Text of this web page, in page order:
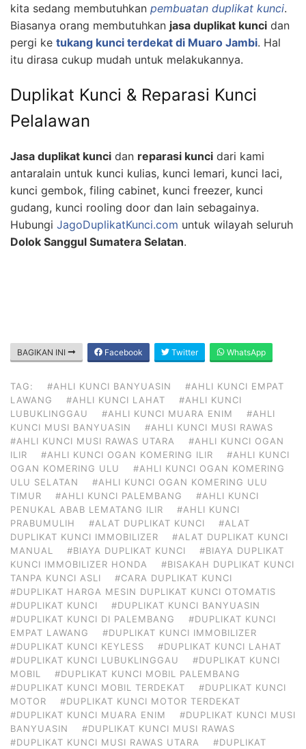
kita sedang membutuhkan pembuatan duplikat kunci.
Biasanya orang membutuhkan jasa duplikat kunci dan
pergi ke tukang kunci terdekat di Muaro Jambi. Hal
itu dirasa cukup mudah untuk melakukannya.
Duplikat Kunci & Reparasi Kunci
Pelalawan
Jasa duplikat kunci dan reparasi kunci dari kami
antaralain untuk kunci kulias, kunci lemari, kunci laci,
kunci gembok, filing cabinet, kunci freezer, kunci
gudang, kunci rooling door dan lain sebagainya.
Hubungi JagoDuplikatKunci.com untuk wilayah seluruh
Dolok Sanggul Sumatera Selatan.
BAGIKAN INI Facebook Twitter WhatsApp
TAG: #AHLI KUNCI BANYUASIN
#AHLI KUNCI EMPAT
LAWANG
#AHLI KUNCI LAHAT
#AHLI KUNCI
LUBUKLINGGAU
#AHLI KUNCI MUARA ENIM
#AHLI
KUNCI MUSI BANYUASIN
#AHLI KUNCI MUSI RAWAS
#AHLI KUNCI MUSI RAWAS UTARA
#AHLI KUNCI OGAN
ILIR
#AHLI KUNCI OGAN KOMERING ILIR
#AHLI KUNCI
OGAN KOMERING ULU
#AHLI KUNCI OGAN KOMERING
ULU SELATAN
#AHLI KUNCI OGAN KOMERING ULU
TIMUR
#AHLI KUNCI PALEMBANG
#AHLI KUNCI
PENUKAL ABAB LEMATANG ILIR
#AHLI KUNCI
PRABUMULIH
#ALAT DUPLIKAT KUNCI
#ALAT
DUPLIKAT KUNCI IMMOBILIZER
#ALAT DUPLIKAT KUNCI
MANUAL
#BIAYA DUPLIKAT KUNCI
#BIAYA DUPLIKAT
KUNCI IMMOBILIZER HONDA
#BISAKAH DUPLIKAT KUNCI
TANPA KUNCI ASLI
#CARA DUPLIKAT KUNCI
#DUPLIKAT HARGA MESIN DUPLIKAT KUNCI OTOMATIS
#DUPLIKAT KUNCI
#DUPLIKAT KUNCI BANYUASIN
#DUPLIKAT KUNCI DI PALEMBANG
#DUPLIKAT KUNCI
EMPAT LAWANG
#DUPLIKAT KUNCI IMMOBILIZER
#DUPLIKAT KUNCI KEYLESS
#DUPLIKAT KUNCI LAHAT
#DUPLIKAT KUNCI LUBUKLINGGAU
#DUPLIKAT KUNCI
MOBIL
#DUPLIKAT KUNCI MOBIL PALEMBANG
#DUPLIKAT KUNCI MOBIL TERDEKAT
#DUPLIKAT KUNCI
MOTOR
#DUPLIKAT KUNCI MOTOR TERDEKAT
#DUPLIKAT KUNCI MUARA ENIM
#DUPLIKAT KUNCI MUSI
BANYUASIN
#DUPLIKAT KUNCI MUSI RAWAS
#DUPLIKAT KUNCI MUSI RAWAS UTARA
#DUPLIKAT